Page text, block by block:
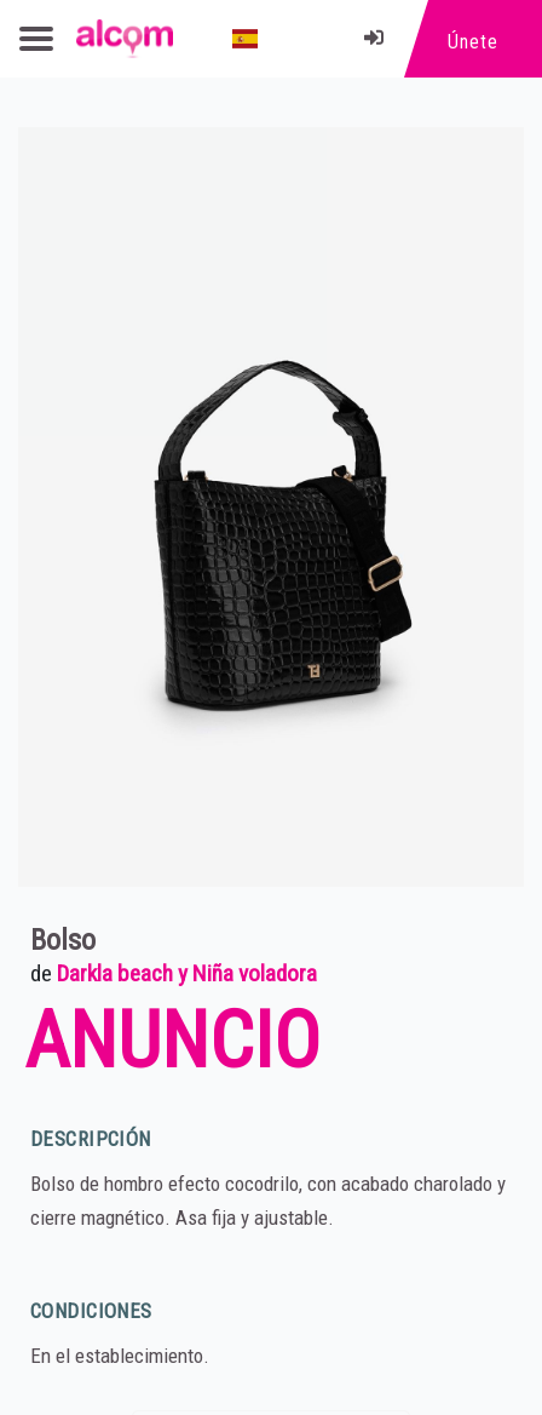
Únete
Bolso
de Darkla beach y Niña voladora
ANUNCIO
DESCRIPCIÓN
Bolso de hombro efecto cocodrilo, con acabado charolado y
cierre magnético. Asa fija y ajustable.
CONDICIONES
En el establecimiento.